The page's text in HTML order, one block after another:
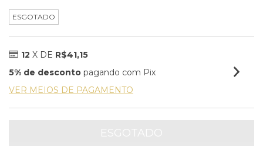
ESGOTADO
12 X DE R$41,15
5% de desconto pagando com Pix
VER MEIOS DE PAGAMENTO